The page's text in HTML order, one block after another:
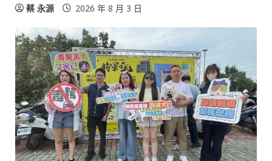
蔡 永源 2026 年 8 月 3 日